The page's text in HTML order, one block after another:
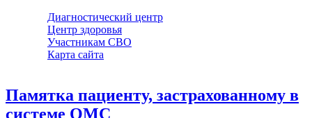
Диагностический центр
Центр здоровья
Участникам СВО
Карта сайта
Памятка пациенту, застрахованному в
системе ОМС